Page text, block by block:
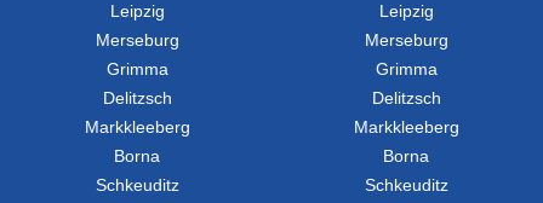
Leipzig
Merseburg
Grimma
Delitzsch
Markkleeberg
Borna
Schkeuditz
Leipzig
Merseburg
Grimma
Delitzsch
Markkleeberg
Borna
Schkeuditz